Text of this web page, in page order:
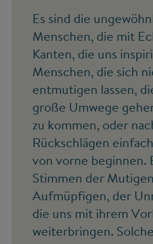
Es sind die
Menschen, die mit
Kanten, die uns
Menschen, die sich
entmutigen lassen,
große Umwege
zu kommen, oder
Rückschlägen
von vorne beginnen.
Stimmen der
Aufmüpfigen, der
die uns mit ihrem
weiterbringen.